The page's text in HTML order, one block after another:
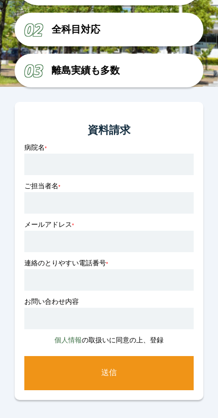
02 全科目対応
03 離島実績も多数
資料請求
病院名*
ご担当者名*
メールアドレス*
連絡のとりやすい電話番号*
お問い合わせ内容
個人情報の取扱いに同意の上、登録